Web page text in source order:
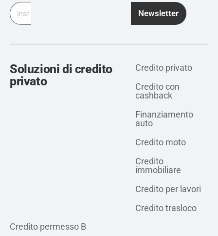
Newsletter
Soluzioni di credito
privato
Credito privato
Credito con
cashback
Finanziamento
auto
Credito moto
Credito
immobiliare
Credito per lavori
Credito trasloco
Credito permesso B